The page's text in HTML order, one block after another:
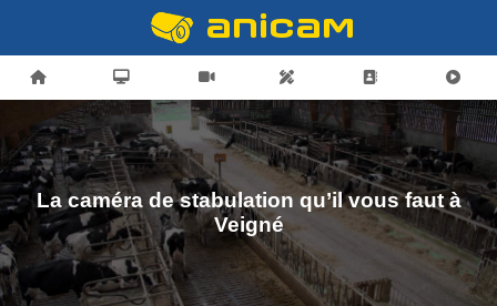
La caméra de stabulation qu’il vous faut à
Veigné